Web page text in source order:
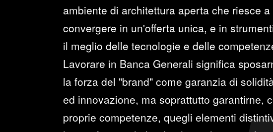
ambiente di architettura aperta che riesce a
convergere in un'offerta unica, e in
il meglio delle tecnologie e delle
Lavorare in Banca Generali significa
la forza del "brand" come garanzia di
ed innovazione, ma soprattutto garantirne,
proprie competenze, quegli elementi